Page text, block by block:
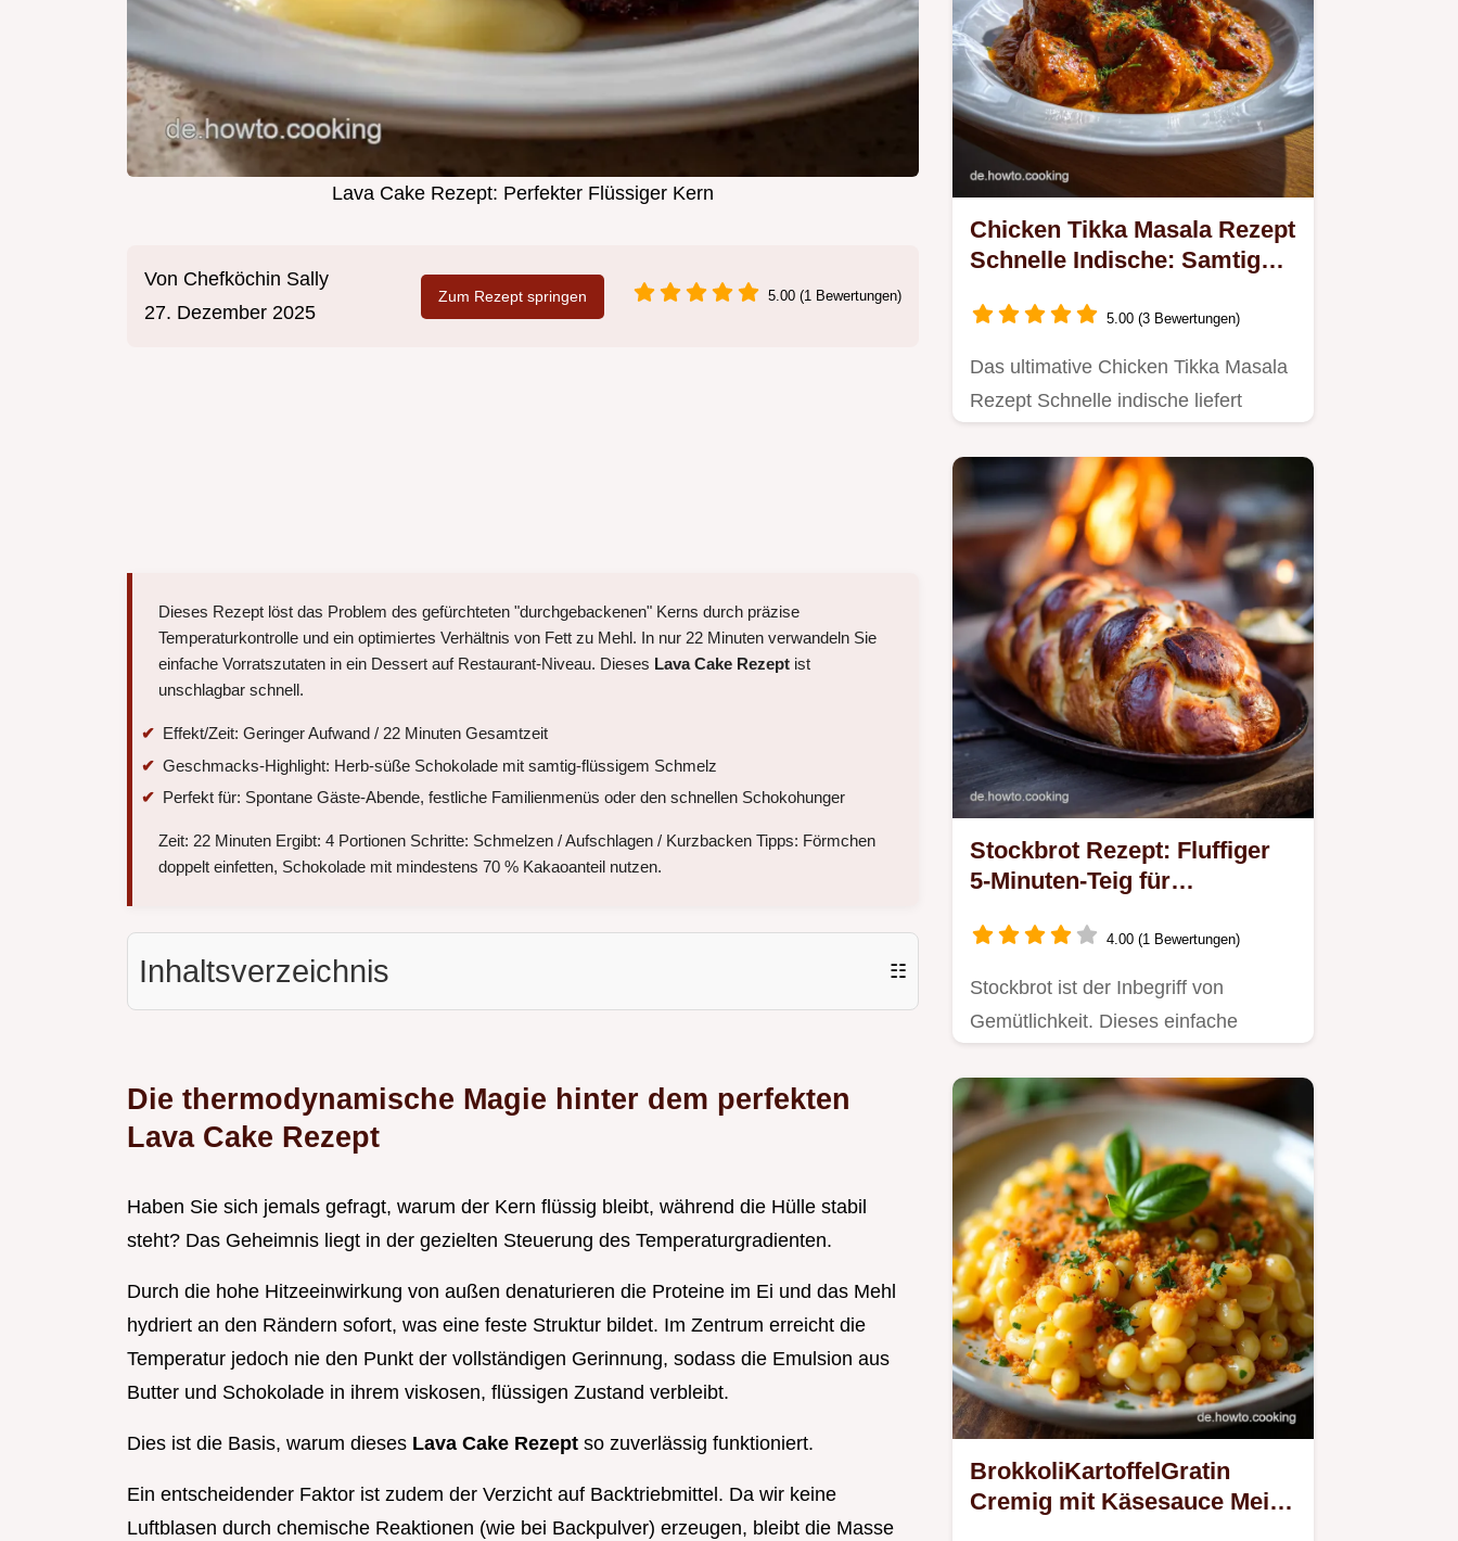
Lava Cake Rezept: Perfekter Flüssiger Kern
Von Chefköchin Sally
27. Dezember 2025
Zum Rezept springen 5.00 (1 Bewertungen)
Dieses Rezept löst das Problem des gefürchteten "durchgebackenen" Kerns durch präzise
Temperaturkontrolle und ein optimiertes Verhältnis von Fett zu Mehl. In nur 22 Minuten verwandeln Sie
einfache Vorratszutaten in ein Dessert auf Restaurant-Niveau. Dieses Lava Cake Rezept ist
unschlagbar schnell.
Effekt/Zeit: Geringer Aufwand / 22 Minuten Gesamtzeit
Geschmacks-Highlight: Herb-süße Schokolade mit samtig-flüssigem Schmelz
Perfekt für: Spontane Gäste-Abende, festliche Familienmenüs oder den schnellen Schokohunger
Zeit: 22 Minuten Ergibt: 4 Portionen Schritte: Schmelzen / Aufschlagen / Kurzbacken Tipps: Förmchen
doppelt einfetten, Schokolade mit mindestens 70 % Kakaoanteil nutzen.
Inhaltsverzeichnis ☷
Die thermodynamische Magie hinter dem perfekten
Lava Cake Rezept
Haben Sie sich jemals gefragt, warum der Kern flüssig bleibt, während die Hülle stabil
steht? Das Geheimnis liegt in der gezielten Steuerung des Temperaturgradienten.
Durch die hohe Hitzeeinwirkung von außen denaturieren die Proteine im Ei und das Mehl
hydriert an den Rändern sofort, was eine feste Struktur bildet. Im Zentrum erreicht die
Temperatur jedoch nie den Punkt der vollständigen Gerinnung, sodass die Emulsion aus
Butter und Schokolade in ihrem viskosen, flüssigen Zustand verbleibt.
Dies ist die Basis, warum dieses Lava Cake Rezept so zuverlässig funktioniert.
Ein entscheidender Faktor ist zudem der Verzicht auf Backtriebmittel. Da wir keine
Luftblasen durch chemische Reaktionen (wie bei Backpulver) erzeugen, bleibt die Masse
Chicken Tikka Masala Rezept
Schnelle Indische: Samtige
5.00 (3 Bewertungen)
Das ultimative Chicken Tikka Masala
Rezept Schnelle indische liefert
Stockbrot Rezept: Fluffiger
5-Minuten-Teig für
4.00 (1 Bewertungen)
Stockbrot ist der Inbegriff von
Gemütlichkeit. Dieses einfache
BrokkoliKartoffelGratin
Cremig mit Käsesauce Mein